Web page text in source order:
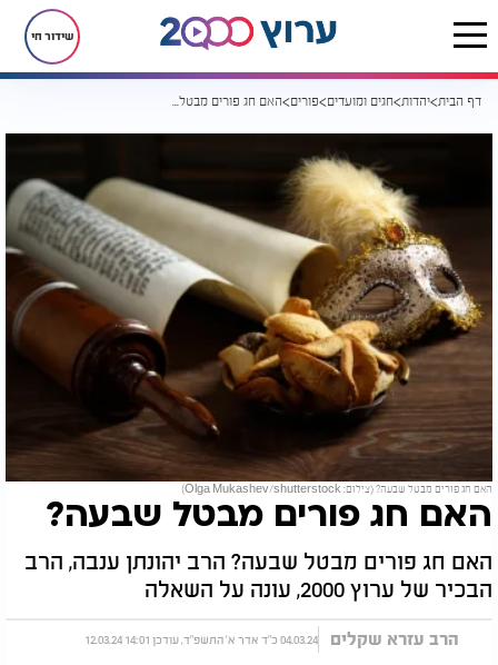
שידור חי
דף הבית יהדות חגים ומועדים פורים האם חג פורים מבטל שבעה?
האם חג פורים מבטל שבעה? (צילום: Olga Mukashev/shutterstock)
האם חג פורים מבטל שבעה?
האם חג פורים מבטל שבעה? הרב יהונתן ענבה, הרב
הבכיר של ערוץ 2000, עונה על השאלה
הרב עזרא שקלים 04.03.24 כ"ד אדר א' התשפ"ד, עודכן 14:01 12.03.24